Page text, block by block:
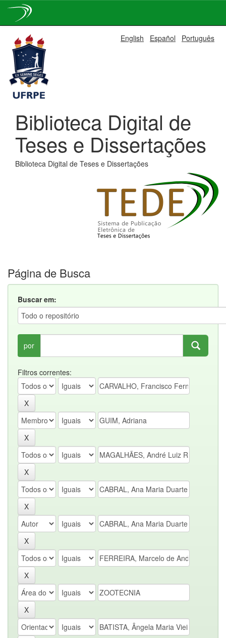
navigation
English Español Português
Biblioteca Digital de
Teses e Dissertações
Biblioteca Digital de Teses e Dissertações
Página de Busca
Buscar em:
por
Filtros correntes: